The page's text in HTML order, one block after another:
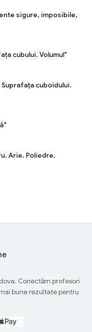
sigure, imposibile,
cubului. Volumul"
cuboidului.
Arie. Poliedre.
Conectăm profesori
bune rezultate pentru